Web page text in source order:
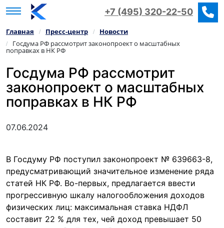
+7 (495) 320-22-50
Главная / Пресс‑центр / Новости
/ Госдума РФ рассмотрит законопроект о масштабных
поправках в НК РФ
Госдума РФ рассмотрит
законопроект о масштабных
поправках в НК РФ
07.06.2024
В Госдуму РФ поступил законопроект № 639663-8,
предусматривающий значительное изменение ряда
статей НК РФ. Во-первых, предлагается ввести
прогрессивную шкалу налогообложения доходов
физических лиц: максимальная ставка НДФЛ
составит 22 % для тех, чей доход превышает 50